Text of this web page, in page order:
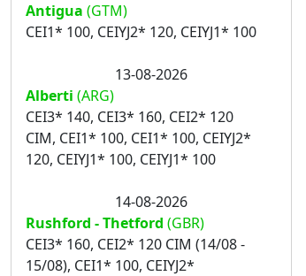
Antigua (GTM)
CEI1* 100, CEIYJ2* 120, CEIYJ1* 100
13-08-2026
Alberti (ARG)
CEI3* 140, CEI3* 160, CEI2* 120
CIM, CEI1* 100, CEI1* 100, CEIYJ2*
120, CEIYJ1* 100, CEIYJ1* 100
14-08-2026
Rushford - Thetford (GBR)
CEI3* 160, CEI2* 120 CIM (14/08 -
15/08), CEI1* 100, CEIYJ2*